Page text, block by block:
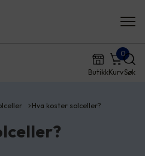
ButikkKurv
0
Søk
Hva koster solceller?